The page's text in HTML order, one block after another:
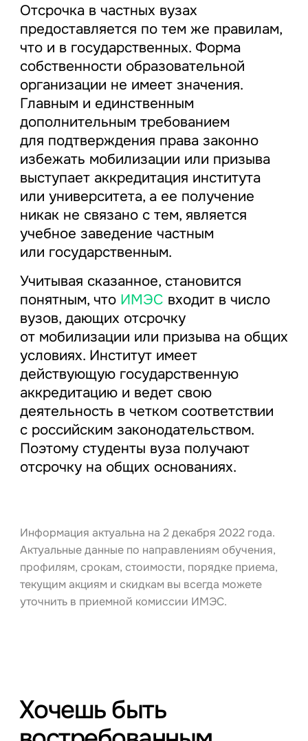
Отсрочка в частных вузах
предоставляется по тем же правилам,
что и в государственных. Форма
собственности образовательной
организации не имеет значения.
Главным и единственным
дополнительным требованием
для подтверждения права законно
избежать мобилизации или призыва
выступает аккредитация института
или университета, а ее получение
никак не связано с тем, является
учебное заведение частным
или государственным.
Учитывая сказанное, становится
понятным, что ИМЭС входит в число
вузов, дающих отсрочку
от мобилизации или призыва на общих
условиях. Институт имеет
действующую государственную
аккредитацию и ведет свою
деятельность в четком соответствии
с российским законодательством.
Поэтому студенты вуза получают
отсрочку на общих основаниях.
Информация актуальна на 2 декабря 2022 года.
Актуальные данные по направлениям обучения,
профилям, срокам, стоимости, порядке приема,
текущим акциям и скидкам вы всегда можете
уточнить в приемной комиссии ИМЭС.
Хочешь быть